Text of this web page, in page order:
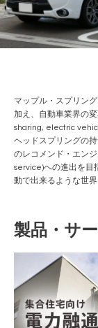
マップル・スプリン
加え、自動車業界の
sharing, electric
ヘッドスプリングの
のレコメンド・エン
service)への進出を目
動で出来るような世
製品・サ